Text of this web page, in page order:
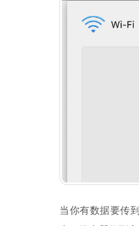
当你有数据要传